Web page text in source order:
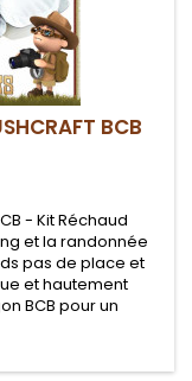
BCB
- Kit Réchaud
et la randonnée
pas de place et
et hautement
BCB pour un
en cuisson.